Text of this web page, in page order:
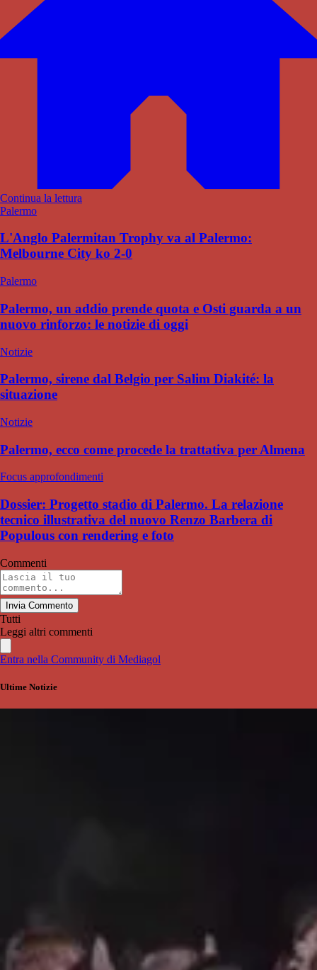
Continua la lettura
Palermo
L'Anglo Palermitan Trophy va al Palermo:
Melbourne City ko 2-0
Palermo
Palermo, un addio prende quota e Osti guarda a un
nuovo rinforzo: le notizie di oggi
Notizie
Palermo, sirene dal Belgio per Salim Diakité: la
situazione
Notizie
Palermo, ecco come procede la trattativa per Almena
Focus approfondimenti
Dossier: Progetto stadio di Palermo. La relazione
tecnico illustrativa del nuovo Renzo Barbera di
Populous con rendering e foto
Commenti
Invia Commento
Tutti
Leggi altri commenti
Entra nella Community di Mediagol
Ultime Notizie